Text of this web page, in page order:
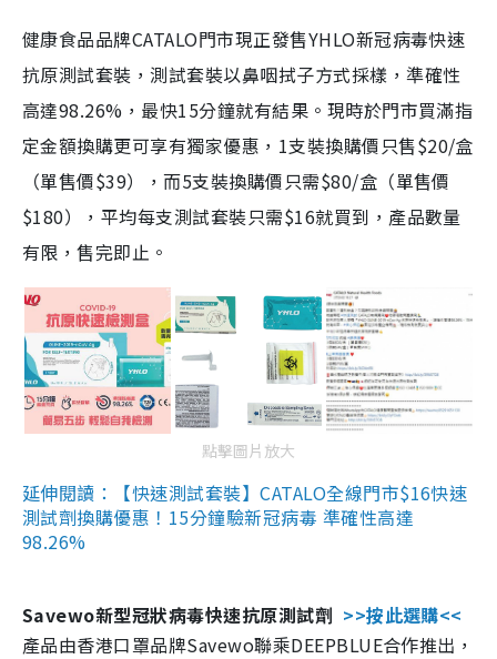
健康食品品牌CATALO門市現正發售YHLO新冠病毒快速
抗原測試套裝，測試套裝以鼻咽拭子方式採樣，準確性
高達98.26%，最快15分鐘就有結果。現時於門市買滿指
定金額換購更可享有獨家優惠，1支裝換購價只售$20/盒
（單售價$39），而5支裝換購價只需$80/盒（單售價
$180），平均每支測試套裝只需$16就買到，產品數量
有限，售完即止。
點擊圖片放大
延伸閱讀：【快速測試套裝】CATALO全線門市$16快速
測試劑換購優惠！15分鐘驗新冠病毒 準確性高達
98.26%
Savewo新型冠狀病毒快速抗原測試劑 >>按此選購<<
產品由香港口罩品牌Savewo聯乘DEEPBLUE合作推出，